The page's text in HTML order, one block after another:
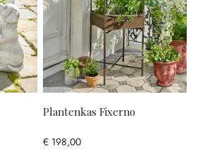
Plantenkas Fixerno
€ 198,00